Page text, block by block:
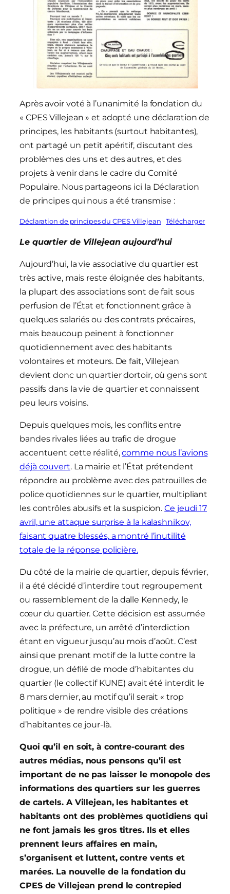
Après avoir voté à l’unanimité la fondation du
« CPES Villejean » et adopté une déclaration de
principes, les habitants (surtout habitantes),
ont partagé un petit apéritif, discutant des
problèmes des uns et des autres, et des
projets à venir dans le cadre du Comité
Populaire. Nous partageons ici la Déclaration
de principes qui nous a été transmise :
Déclaration de principes du CPES Villejean Télécharger
Le quartier de Villejean aujourd’hui
Aujourd’hui, la vie associative du quartier est
très active, mais reste éloignée des habitants,
la plupart des associations sont de fait sous
perfusion de l’État et fonctionnent grâce à
quelques salariés ou des contrats précaires,
mais beaucoup peinent à fonctionner
quotidiennement avec des habitants
volontaires et moteurs. De fait, Villejean
devient donc un quartier dortoir, où gens sont
passifs dans la vie de quartier et connaissent
peu leurs voisins.
Depuis quelques mois, les conflits entre
bandes rivales liées au trafic de drogue
accentuent cette réalité,comme nous l’avions
déjà couvert. La mairie et l’État prétendent
répondre au problème avec des patrouilles de
police quotidiennes sur le quartier, multipliant
les contrôles abusifs et la suspicion.Ce jeudi 17
avril, une attaque surprise à la kalashnikov,
faisant quatre blessés, a montré l’inutilité
totale de la réponse policière.
Du côté de la mairie de quartier, depuis février,
il a été décidé d’interdire tout regroupement
ou rassemblement de la dalle Kennedy, le
cœur du quartier. Cette décision est assumée
avec la préfecture, un arrêté d’interdiction
étant en vigueur jusqu’au mois d’août. C’est
ainsi que prenant motif de la lutte contre la
drogue, un défilé de mode d’habitantes du
quartier (le collectif KUNE) avait été interdit le
8 mars dernier, au motif qu’il serait « trop
politique » de rendre visible des créations
d’habitantes ce jour-là.
Quoi qu’il en soit, à contre-courant des
autres médias, nous pensons qu’il est
important de ne pas laisser le monopole des
informations des quartiers sur les guerres
de cartels. A Villejean, les habitantes et
habitants ont des problèmes quotidiens qui
ne font jamais les gros titres. Ils et elles
prennent leurs affaires en main,
s’organisent et luttent, contre vents et
marées. La nouvelle de la fondation du
CPES de Villejean prend le contrepied